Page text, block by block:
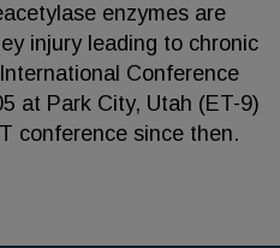
enzymes are
injury leading to chronic
Conference
at Park City, Utah (ET-9)
conference since then.